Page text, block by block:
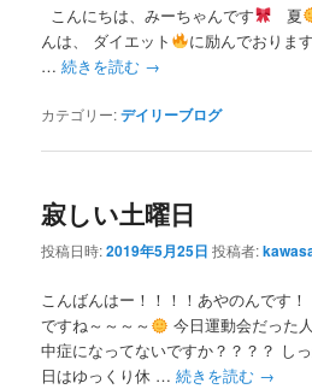
こんにちは、みーちゃんです 夏
んは、 ダイエット
に励んでおります
…続きを読む →
カテゴリー:デイリーブログ
寂しい土曜日
投稿日時:2019年5月25日 投稿者:
こんばんはー！！！！あやのんです！
ですね～～～～
今日運動会だった
中症になってないですか？？？？ し
日はゆっくり休 …続きを読む →